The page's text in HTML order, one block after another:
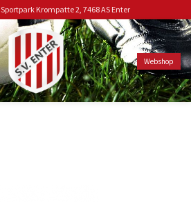
Sportpark Krompatte 2, 7468 AS Enter
Webshop